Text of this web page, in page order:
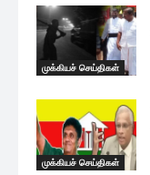
முக்கியச் செய்திகள்
முக்கியச் செய்திகள்